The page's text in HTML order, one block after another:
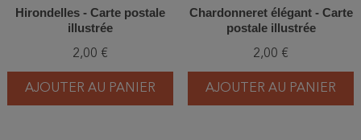
Hirondelles - Carte postale
illustrée
2,00 €
AJOUTER AU PANIER
Chardonneret élégant - Carte
postale illustrée
2,00 €
AJOUTER AU PANIER